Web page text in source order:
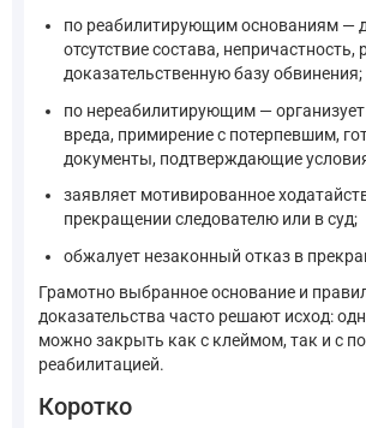
по реабилитирующим основаниям —
отсутствие состава, непричастность,
доказательственную базу обвинения;
по нереабилитирующим —
вреда, примирение с потерпевшим,
документы, подтверждающие
заявляет мотивированное
прекращении следователю или в суд;
обжалует незаконный отказ в
Грамотно выбранное основание и
доказательства часто решают исход:
можно закрыть как с клеймом, так и с
реабилитацией.
Коротко